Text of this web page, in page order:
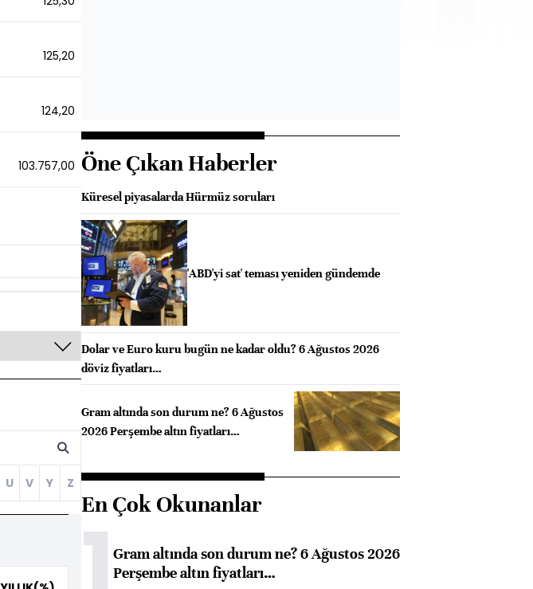
125,20
124,20
103.757,00
U V Y Z
Öne Çıkan Haberler
Küresel piyasalarda Hürmüz soruları
'ABD'yi sat' teması yeniden gündemde
Dolar ve Euro kuru bugün ne kadar oldu? 6 Ağustos 2026
döviz fiyatları…
Gram altında son durum ne? 6 Ağustos
2026 Perşembe altın fiyatları…
En Çok Okunanlar
Gram altında son durum ne? 6 Ağustos 2026
Perşembe altın fiyatları…